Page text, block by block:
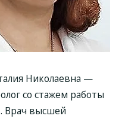
Николаевна —
со стажем работы
Врач высшей